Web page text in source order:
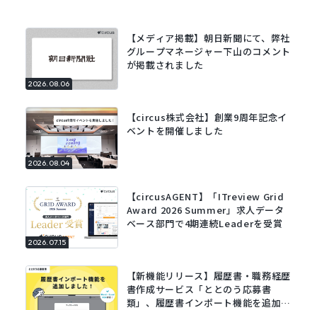
2026.08.06
【メディア掲載】朝日新聞にて、弊社
グループマネージャー下山のコメント
が掲載されました
2026.08.04
【circus株式会社】創業9周年記念イ
ベントを開催しました
2026.07.15
【circusAGENT】「ITreview Grid
Award 2026 Summer」求人データ
ベース部門で4期連続Leaderを受賞
【新機能リリース】履歴書・職務経歴
書作成サービス「ととのう応募書
類」、履歴書インポート機能を追加。